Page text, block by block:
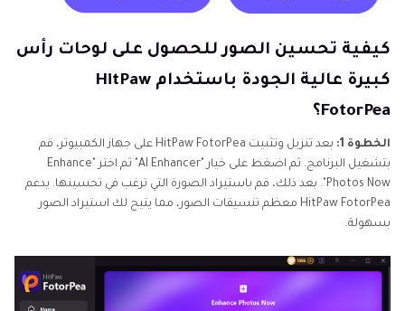
كيفية تحسين الصور للحصول على لوحات رأس
كبيرة عالية الجودة باستخدام HitPaw
FotorPea؟
الخطوة 1:
بعد تنزيل وتثبيت HitPaw FotorPea على جهاز الكمبيوتر، قم
بتشغيل البرنامج. ثم اضغط على خيار "AI Enhancer" ثم اختر "Enhance
Photos Now". بعد ذلك، قم باستيراد الصورة التي ترغب في تحسينها. يدعم
HitPaw FotorPea معظم تنسيقات الصور، مما يتيح لك استيراد الصور
بسهولة.